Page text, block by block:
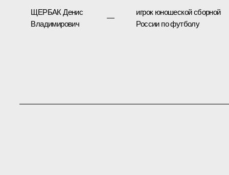
ЩЕРБАК Денис
Владимирович
—
игрок юношеской сборной
России по футболу